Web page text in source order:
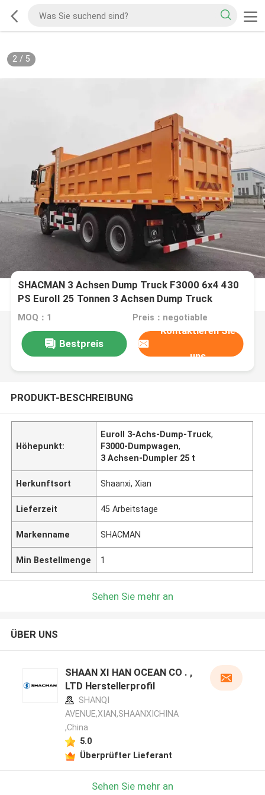
2/ 5
SHACMAN 3 Achsen Dump Truck F3000 6x4 430
PS EuroII 25 Tonnen 3 Achsen Dump Truck
MOQ：1 Preis：negotiable
Bestpreis
Kontaktieren Sie
uns
PRODUKT-BESCHREIBUNG
Höhepunkt:
EuroII 3-Achs-Dump-Truck,
F3000-Dumpwagen,
3 Achsen-Dumpler 25 t
Herkunftsort Shaanxi, Xian
Lieferzeit 45 Arbeitstage
Markenname SHACMAN
Min Bestellmenge 1
Sehen Sie mehr an
ÜBER UNS
SHAAN XI HAN OCEAN CO . ,
LTD Herstellerprofil
SHANQI
AVENUE,XIAN,SHAANXICHINA
,China
5.0
Überprüfter Lieferant
Sehen Sie mehr an